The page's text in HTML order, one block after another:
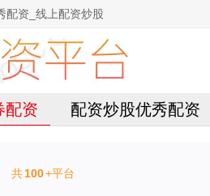
配资_线上配资炒股
配资 配资炒股优秀配资
共100+平台